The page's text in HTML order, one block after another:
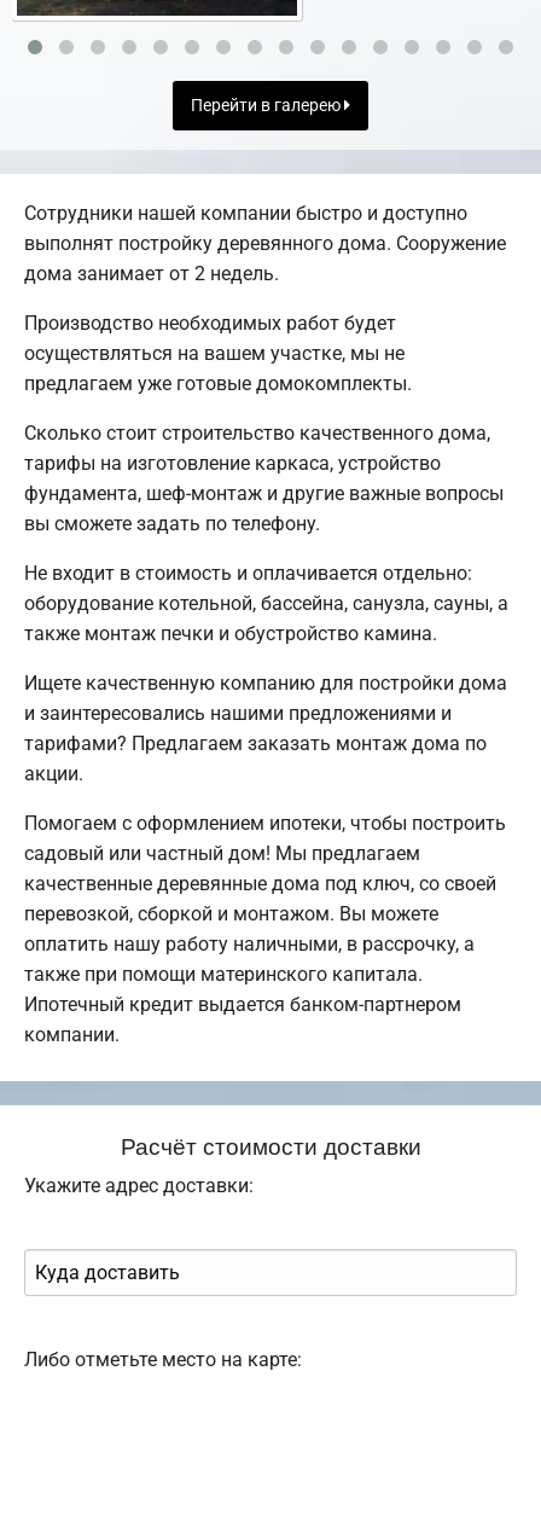
Перейти в галерею
Сотрудники нашей компании быстро и доступно
выполнят постройку деревянного дома. Сооружение
дома занимает от 2 недель.
Производство необходимых работ будет
осуществляться на вашем участке, мы не
предлагаем уже готовые домокомплекты.
Сколько стоит строительство качественного дома,
тарифы на изготовление каркаса, устройство
фундамента, шеф-монтаж и другие важные вопросы
вы сможете задать по телефону.
Не входит в стоимость и оплачивается отдельно:
оборудование котельной, бассейна, санузла, сауны, а
также монтаж печки и обустройство камина.
Ищете качественную компанию для постройки дома
и заинтересовались нашими предложениями и
тарифами? Предлагаем заказать монтаж дома по
акции.
Помогаем с оформлением ипотеки, чтобы построить
садовый или частный дом! Мы предлагаем
качественные деревянные дома под ключ, со своей
перевозкой, сборкой и монтажом. Вы можете
оплатить нашу работу наличными, в рассрочку, а
также при помощи материнского капитала.
Ипотечный кредит выдается банком-партнером
компании.
Расчёт стоимости доставки
Укажите адрес доставки:
Либо отметьте место на карте: